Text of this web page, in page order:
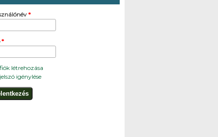
*
*
létrehozása
igénylése